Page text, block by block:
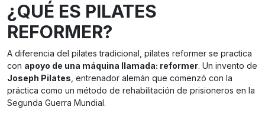
¿QUÉ ES PILATES
REFORMER?
A diferencia del pilates tradicional, pilates reformer se practica
con apoyo de una máquina llamada: reformer. Un invento de
Joseph Pilates, entrenador alemán que comenzó con la
práctica como un método de rehabilitación de prisioneros en la
Segunda Guerra Mundial.